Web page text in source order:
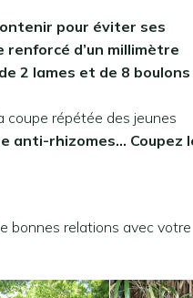
pour éviter ses
d’un millimètre
2 lames et de 8 boulons
coupe répétée des jeunes
anti-rhizomes… Coupez
bonnes relations avec votre